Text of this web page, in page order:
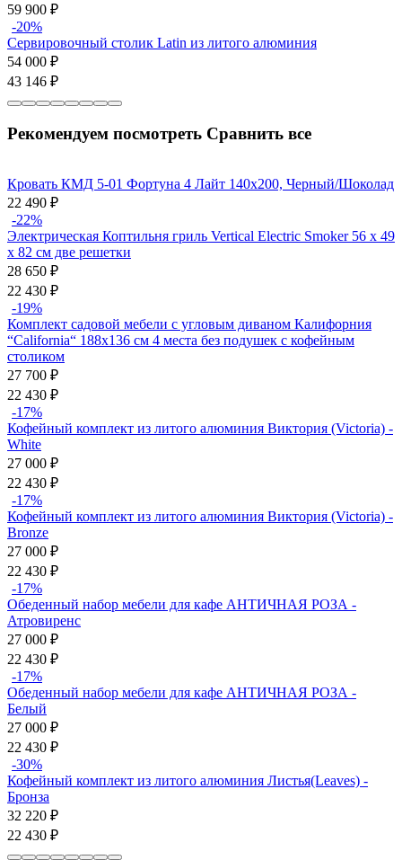
59 900 ₽
-20%
Сервировочный столик Latin из литого алюминия
54 000 ₽
43 146 ₽
Рекомендуем посмотреть Сравнить все
Кровать КМД 5-01 Фортуна 4 Лайт 140х200, Черный/Шоколад
22 490 ₽
-22%
Электрическая Коптильня гриль Vertical Electric Smoker 56 x 49
x 82 см две решетки
28 650 ₽
22 430 ₽
-19%
Комплект садовой мебели с угловым диваном Калифорния
“California“ 188х136 см 4 места без подушек с кофейным
столиком
27 700 ₽
22 430 ₽
-17%
Кофейный комплект из литого алюминия Виктория (Victoria) -
White
27 000 ₽
22 430 ₽
-17%
Кофейный комплект из литого алюминия Виктория (Victoria) -
Bronze
27 000 ₽
22 430 ₽
-17%
Обеденный набор мебели для кафе АНТИЧНАЯ РОЗА -
Атровиренс
27 000 ₽
22 430 ₽
-17%
Обеденный набор мебели для кафе АНТИЧНАЯ РОЗА -
Белый
27 000 ₽
22 430 ₽
-30%
Кофейный комплект из литого алюминия Листья(Leaves) -
Бронза
32 220 ₽
22 430 ₽